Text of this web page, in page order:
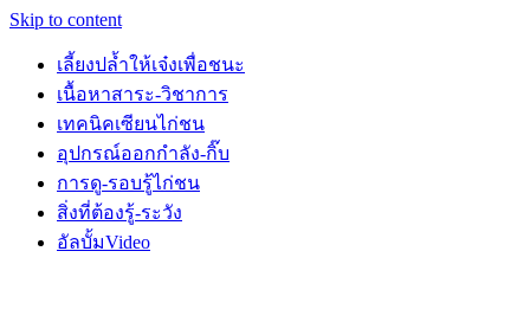
Skip to content
เลี้ยงปล้ำให้เจ๋งเพื่อชนะ
เนื้อหาสาระ-วิชาการ
เทคนิคเซียนไก่ชน
อุปกรณ์ออกกำลัง-กิ๊บ
การดู-รอบรู้ไก่ชน
สิ่งที่ต้องรู้-ระวัง
อัลบั้มVideo